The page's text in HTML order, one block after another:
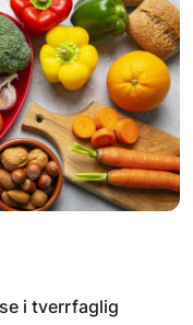
i tverrfaglig